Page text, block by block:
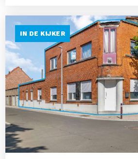
IN DE KIJKER